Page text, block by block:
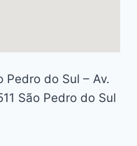
Pedro do Sul – Av.
São Pedro do Sul